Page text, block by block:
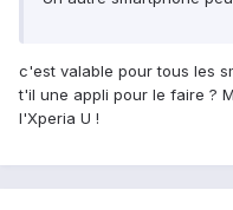
c'est valable pour tous les
t'il une appli pour le faire ?
l'Xperia U !